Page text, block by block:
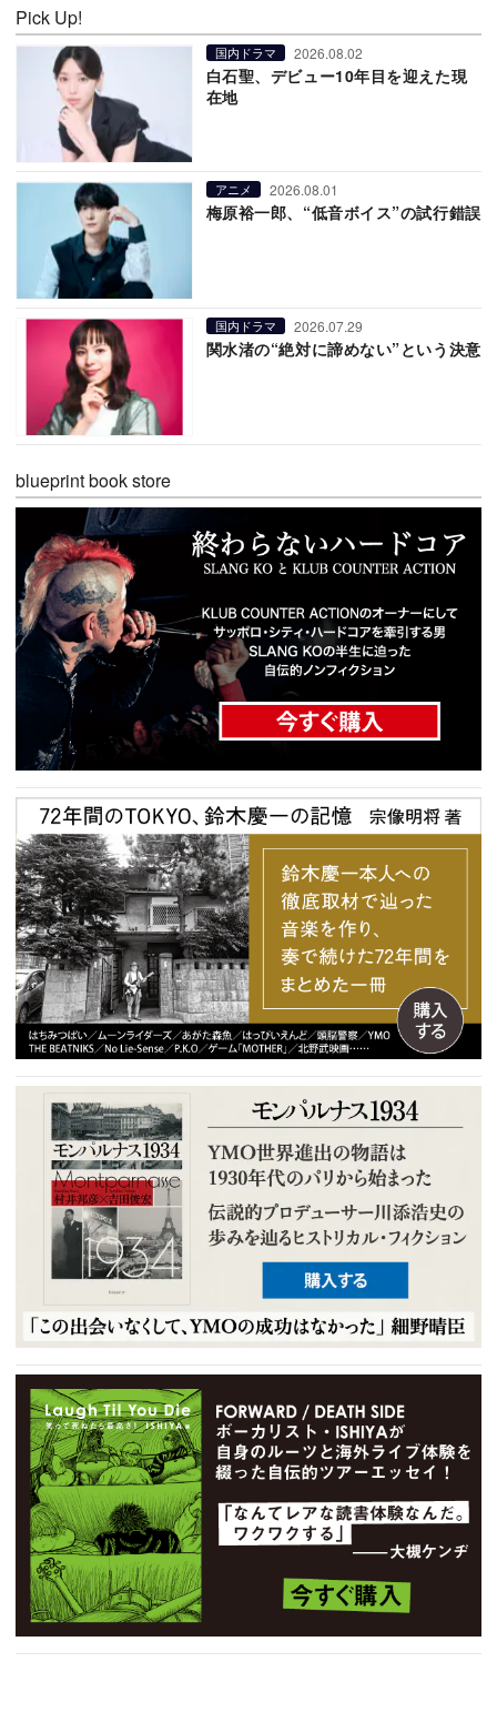
Pick Up!
国内ドラマ 2026.08.02
白石聖、デビュー10年目を迎えた現
在地
アニメ 2026.08.01
梅原裕一郎、“低音ボイス”の試行錯誤
国内ドラマ 2026.07.29
関水渚の“絶対に諦めない”という決意
blueprint book store